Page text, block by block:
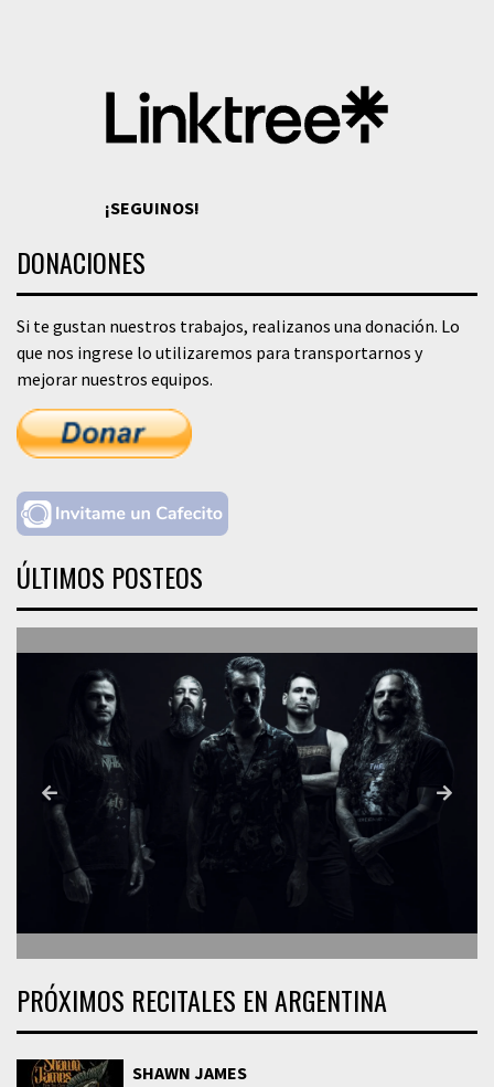
¡SEGUINOS!
DONACIONES
Si te gustan nuestros trabajos, realizanos una donación. Lo
que nos ingrese lo utilizaremos para transportarnos y
mejorar nuestros equipos.
ÚLTIMOS POSTEOS
PRÓXIMOS RECITALES EN ARGENTINA
SHAWN JAMES